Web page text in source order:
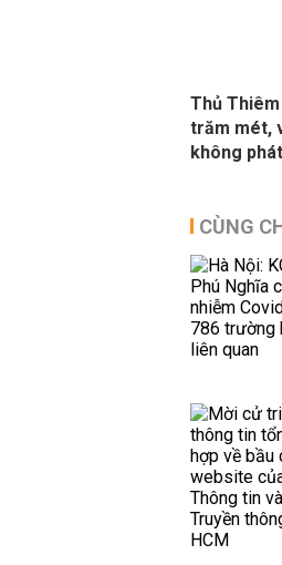
Thủ
trăm mét,
không
CÙNG